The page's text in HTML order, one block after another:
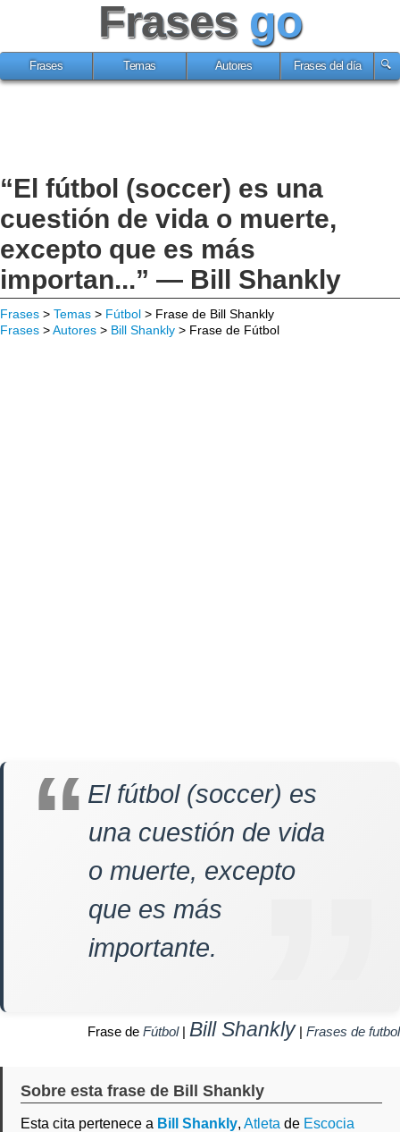
Frases go
Frases Temas Autores Frases del día
“El fútbol (soccer) es una
cuestión de vida o muerte,
excepto que es más
importan...” — Bill Shankly
Frases > Temas > Fútbol > Frase de Bill Shankly
Frases >Autores > Bill Shankly > Frase de Fútbol
El fútbol (soccer) es
una cuestión de vida
o muerte, excepto
que es más
importante.
Frase de Fútbol| Bill Shankly | Frases de futbol
Sobre esta frase de Bill Shankly
Esta cita pertenece a Bill Shankly, Atleta de Escocia